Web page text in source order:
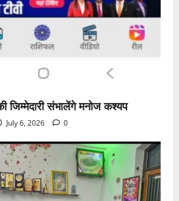
जिम्मेदारी संभालेंगे मनोज कश्यप
July 6, 2026 0